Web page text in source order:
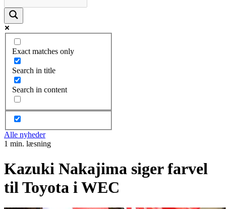
Exact matches only
Search in title
Search in content
Alle nyheder
1 min. læsning
Kazuki Nakajima siger farvel
til Toyota i WEC